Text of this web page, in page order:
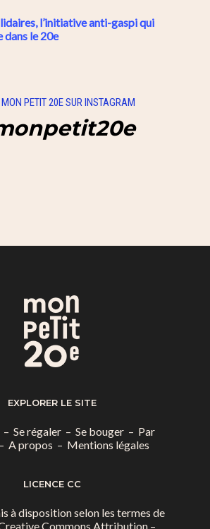
l’initiative anti-gaspi qui
dans le 20e
PETIT 20E SUR INSTAGRAM
EXPLORER LE SITE
– Se régaler – Se bouger – Par
A propos – Mentions légales
LICENCE CC
à disposition selon les termes de
Commons Attribution –